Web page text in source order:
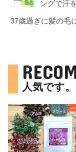
ングで汗
37歳過ぎに髪の毛
人気です。
-